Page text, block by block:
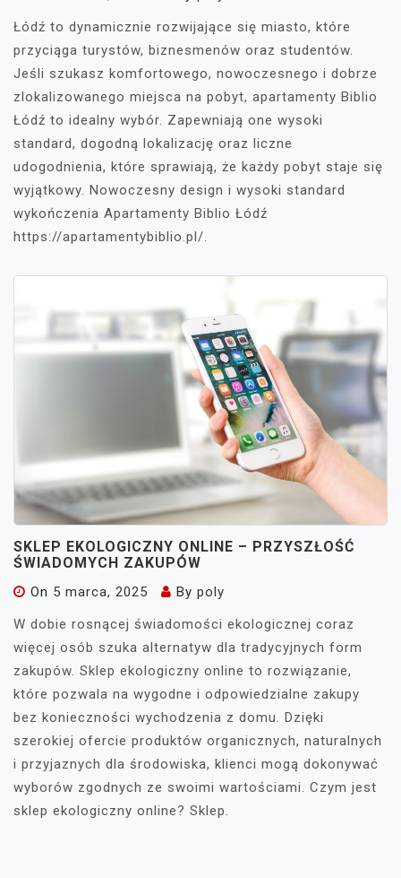
Łódź to dynamicznie rozwijające się miasto, które
przyciąga turystów, biznesmenów oraz studentów.
Jeśli szukasz komfortowego, nowoczesnego i dobrze
zlokalizowanego miejsca na pobyt, apartamenty Biblio
Łódź to idealny wybór. Zapewniają one wysoki
standard, dogodną lokalizację oraz liczne
udogodnienia, które sprawiają, że każdy pobyt staje się
wyjątkowy. Nowoczesny design i wysoki standard
wykończenia Apartamenty Biblio Łódź
https://apartamentybiblio.pl/.
SKLEP EKOLOGICZNY ONLINE – PRZYSZŁOŚĆ
ŚWIADOMYCH ZAKUPÓW
On 5 marca, 2025 By poly
W dobie rosnącej świadomości ekologicznej coraz
więcej osób szuka alternatyw dla tradycyjnych form
zakupów. Sklep ekologiczny online to rozwiązanie,
które pozwala na wygodne i odpowiedzialne zakupy
bez konieczności wychodzenia z domu. Dzięki
szerokiej ofercie produktów organicznych, naturalnych
i przyjaznych dla środowiska, klienci mogą dokonywać
wyborów zgodnych ze swoimi wartościami. Czym jest
sklep ekologiczny online? Sklep.